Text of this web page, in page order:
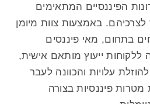
הפיננסיים המתאימים
לצרכיהם. באמצעות צוות מיומן
בתחום, מאי פיננסים
ללקוחות ייעוץ מותאם אישית,
עלויות והכוונה לעבר
פיננסיות בצורה